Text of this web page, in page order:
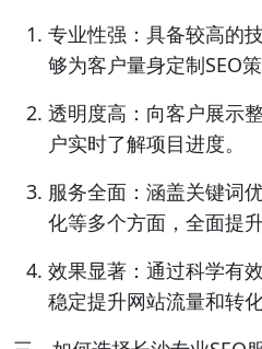
专业性强：具备较高的
够为客户量身定制SEO策
透明度高：向客户展示
户实时了解项目进度。
服务全面：涵盖关键词
化等多个方面，全面提升
效果显著：通过科学有
稳定提升网站流量和转化